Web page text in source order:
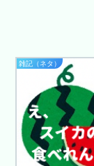
雑記（ネタ）